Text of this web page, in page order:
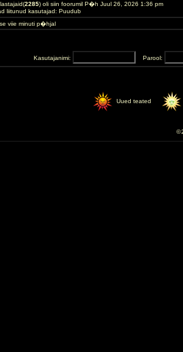
2285) oli siin foorumil P�h Juul 26, 2026 1:36 pm
liitunud kasutajad: Puudub
viie minuti p�hjal
Kasutajanimi: Parool:
Uued teated
©